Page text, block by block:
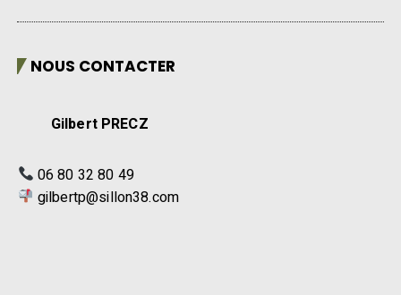
NOUS CONTACTER
Gilbert PRECZ
06 80 32 80 49
gilbertp@sillon38.com